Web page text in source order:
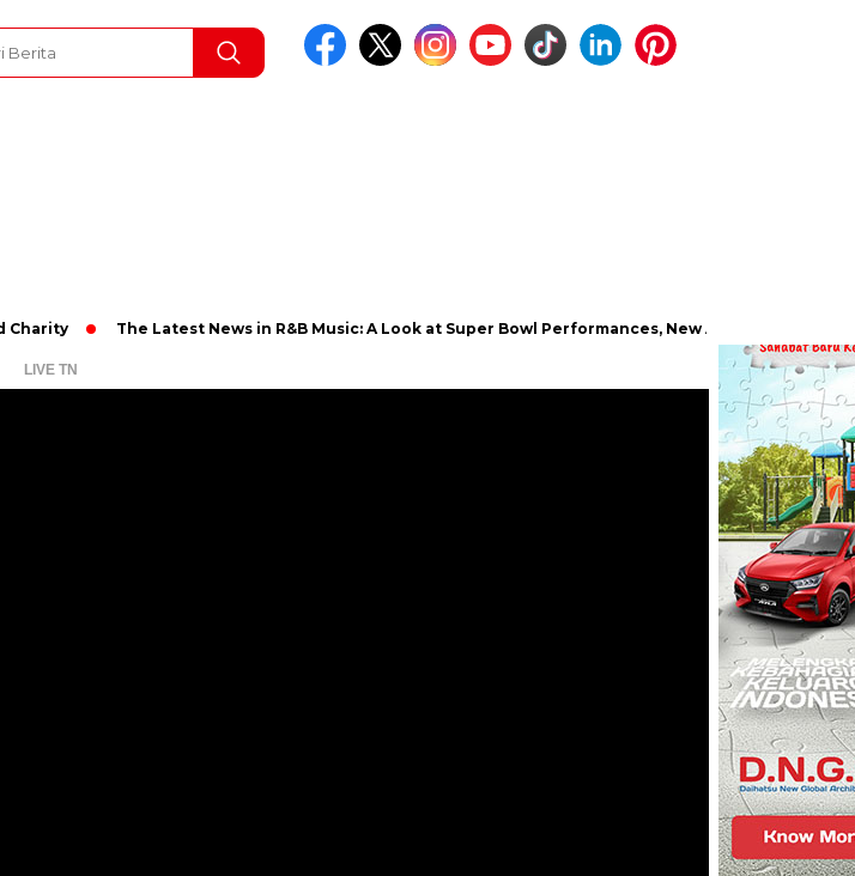
The Latest News in R&B Music: A Look at Super Bowl Performances, New Albums, Rising Stars, and
LIVE TN